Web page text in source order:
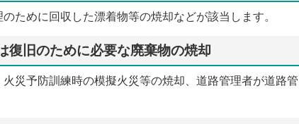
ために回収した漂着物等の焼却などが該当します。
復旧のために必要な廃棄物の焼却
災予防訓練時の模擬火災等の焼却、道路管理者が道路管